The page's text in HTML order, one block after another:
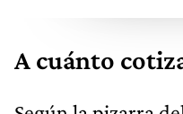
A cuánto